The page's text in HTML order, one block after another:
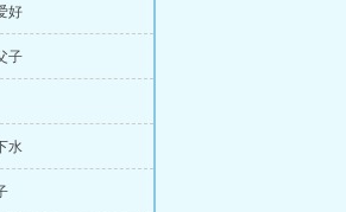
好
子
水